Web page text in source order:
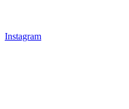
Instagram